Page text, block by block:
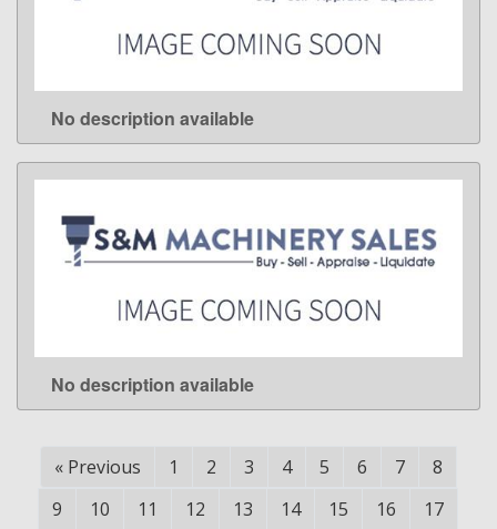
LEARN MORE
No description available
LEARN MORE
No description available
« Previous 1 2 3 4 5 6 7
8
9
10 11 12 13 14 15 16
17